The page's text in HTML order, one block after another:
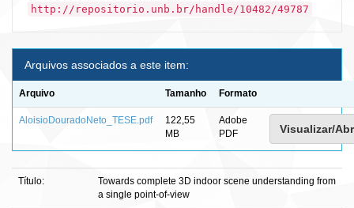
http://repositorio.unb.br/handle/10482/49787
Arquivos associados a este item:
Arquivo Tamanho Formato
AloisioDouradoNeto_TESE.pdf
122,55
MB
Adobe
PDF
Visualizar/
Título:
Towards complete 3D indoor scene understanding from
a single point-of-view